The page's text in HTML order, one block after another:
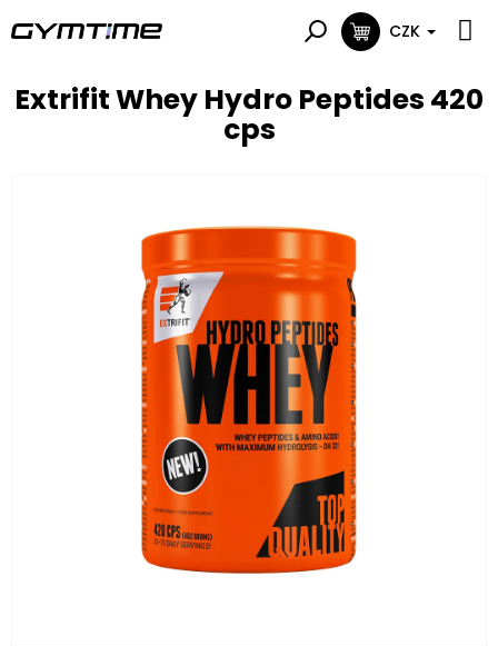
na
NÁKUPNÍ
CZK
Extrifit Whey Hydro Peptides 420
cps